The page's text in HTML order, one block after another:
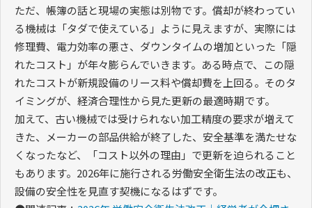
ただ、帳簿の話と現場の実態は別物です。償却が終わってい
る機械は「タダで使えている」ように見えますが、実際には
修理費、電力効率の悪さ、ダウンタイムの増加といった「隠
れたコスト」が年々膨らんでいきます。ある時点で、この隠
れたコストが新規設備のリース料や償却費を上回る。そのタ
イミングが、経済合理性から見た更新の最適時期です。
加えて、古い機械では受けられない加工精度の要求が増えて
きた、メーカーの部品供給が終了した、安全基準を満たせな
くなったなど、「コスト以外の理由」で更新を迫られること
もあります。2026年に施行される労働安全衛生法の改正も、
設備の安全性を見直す契機になるはずです。